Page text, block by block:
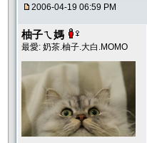
2006-04-19 06:59 PM
柚子ㄟ媽
最愛: 奶茶.柚子.大白.MOMO